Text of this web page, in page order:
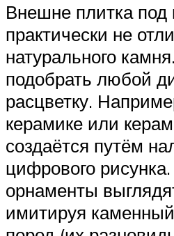
Внешне плитка под
практически не
натурального
подобрать любой
расцветку.
керамике или
создаётся путём
цифрового
орнаменты
имитируя